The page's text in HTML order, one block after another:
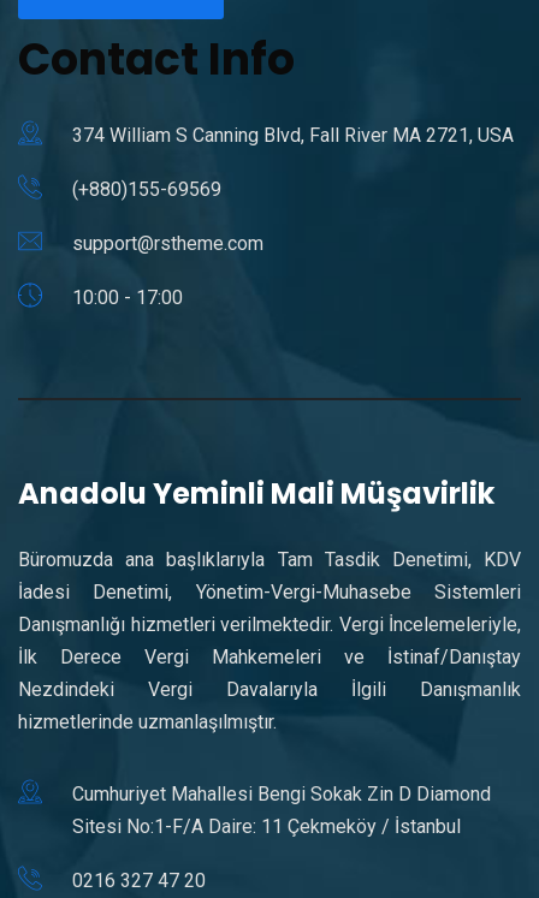
Contact Info
374 William S Canning Blvd, Fall River MA 2721, USA
(+880)155-69569
support@rstheme.com
10:00 - 17:00
Anadolu Yeminli Mali Müşavirlik
Büromuzda ana başlıklarıyla Tam Tasdik Denetimi, KDV
İadesi Denetimi, Yönetim-Vergi-Muhasebe Sistemleri
Danışmanlığı hizmetleri verilmektedir. Vergi İncelemeleriyle,
İlk Derece Vergi Mahkemeleri ve İstinaf/Danıştay
Nezdindeki Vergi Davalarıyla İlgili Danışmanlık
hizmetlerinde uzmanlaşılmıştır.
Cumhuriyet Mahallesi Bengi Sokak Zin D Diamond
Sitesi No:1-F/A Daire: 11 Çekmeköy / İstanbul
0216 327 47 20